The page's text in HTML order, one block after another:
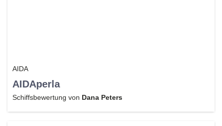
AIDA
AIDAperla
Schiffsbewertung von Dana Peters